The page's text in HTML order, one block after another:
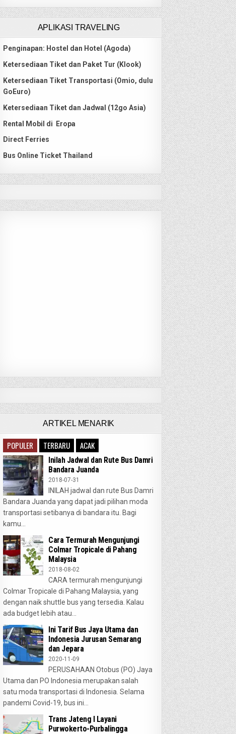
APLIKASI TRAVELING
Penginapan: Hostel dan Hotel (Agoda)
Ketersediaan Tiket dan Paket Tur (Klook)
Ketersediaan Tiket Transportasi (Omio, dulu
GoEuro)
Ketersediaan Tiket dan Jadwal (12go Asia)
Rental Mobil di Eropa
Direct Ferries
Bus Online Ticket Thailand
ARTIKEL MENARIK
POPULER TERBARU ACAK
Inilah Jadwal dan Rute Bus Damri
Bandara Juanda
2018-07-31
INILAH jadwal dan rute Bus Damri
Bandara Juanda yang dapat jadi pilihan moda
transportasi setibanya di bandara itu. Bagi
kamu...
Cara Termurah Mengunjungi
Colmar Tropicale di Pahang
Malaysia
2018-08-02
CARA termurah mengunjungi
Colmar Tropicale di Pahang Malaysia, yang
dengan naik shuttle bus yang tersedia. Kalau
ada budget lebih atau...
Ini Tarif Bus Jaya Utama dan
Indonesia Jurusan Semarang
dan Jepara
2020-11-09
PERUSAHAAN Otobus (PO) Jaya
Utama dan PO Indonesia merupakan salah
satu moda transportasi di Indonesia. Selama
pandemi Covid-19, bus ini...
Trans Jateng I Layani
Purwokerto-Purbalingga